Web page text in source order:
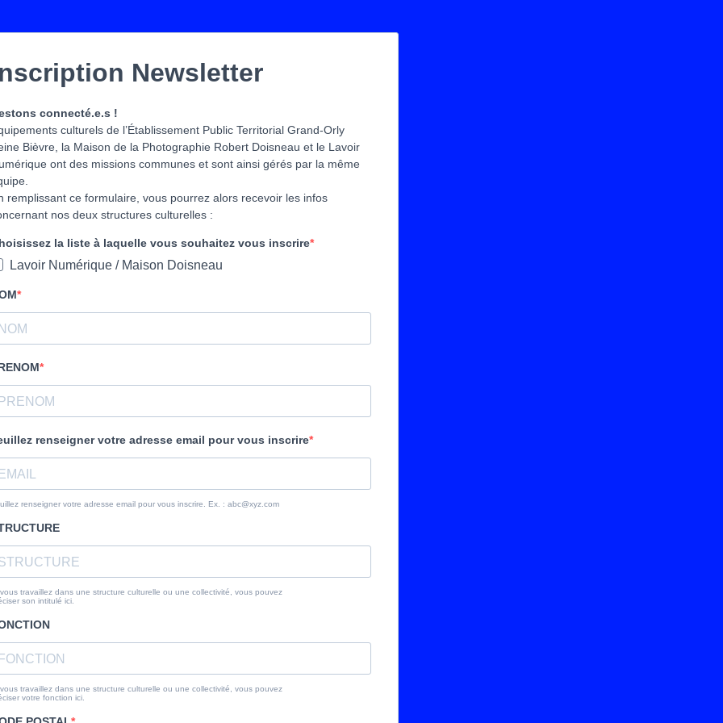
Newsletter
connecté.e.s !
culturels de l’Établissement Public Territorial Grand-Orly
Bièvre, la Maison de la Photographie Robert Doisneau et le Lavoir
ont des missions communes et sont ainsi gérés par la même
remplissant ce formulaire, vous pourrez alors recevoir les infos
nos deux structures culturelles :
la liste à laquelle vous souhaitez vous inscrire
Lavoir Numérique / Maison Doisneau
renseigner votre adresse email pour vous inscrire
renseigner votre adresse email pour vous inscrire. Ex. : abc@xyz.com
travaillez dans une structure culturelle ou une collectivité, vous pouvez
son intitulé ici.
travaillez dans une structure culturelle ou une collectivité, vous pouvez
votre fonction ici.